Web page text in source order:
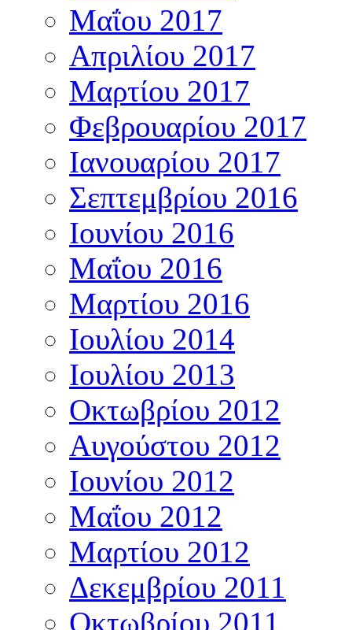
Μαΐου 2017
Απριλίου 2017
Μαρτίου 2017
Φεβρουαρίου 2017
Ιανουαρίου 2017
Σεπτεμβρίου 2016
Ιουνίου 2016
Μαΐου 2016
Μαρτίου 2016
Ιουλίου 2014
Ιουλίου 2013
Οκτωβρίου 2012
Αυγούστου 2012
Ιουνίου 2012
Μαΐου 2012
Μαρτίου 2012
Δεκεμβρίου 2011
Οκτωβρίου 2011